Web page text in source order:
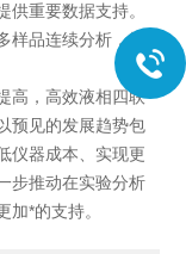
重要数据支持。
品连续分析，提
，高效液相四联
预见的发展趋势包
仪器成本、实现更
步推动在实验分析
*的支持。